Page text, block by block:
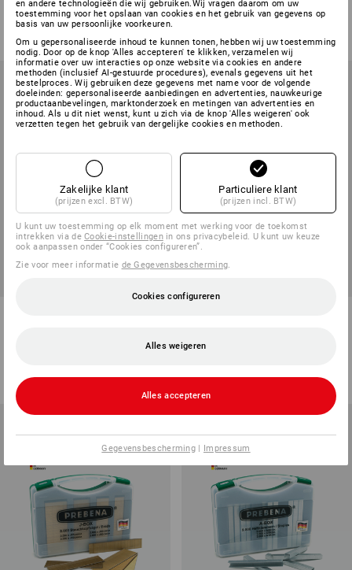
variant
€ 42,23
1 variant
€ 54,33
(incl. BTW)
1 variant
(incl. BTW) v.a. 2 boxen
en andere technologieën die wij gebruiken.Wij vragen daarom om uw
toestemming voor het opslaan van cookies en het gebruik van gegevens op
basis van uw persoonlijke voorkeuren.
Om u gepersonaliseerde inhoud te kunnen tonen, hebben wij uw toestemming
nodig. Door op de knop 'Alles accepteren' te klikken, verzamelen wij
informatie over uw interacties op onze website via cookies en andere
methoden (inclusief AI-gestuurde procedures), evenals gegevens uit het
bestelproces. Wij gebruiken deze gegevens met name voor de volgende
doeleinden: gepersonaliseerde aanbiedingen en advertenties, nauwkeurige
productaanbevelingen, marktonderzoek en metingen van advertenties en
inhoud. Als u dit niet wenst, kunt u zich via de knop 'Alles weigeren' ook
verzetten tegen het gebruik van dergelijke cookies en methoden.
Zakelijke klant
(prijzen excl. BTW)
Particuliere klant
(prijzen incl. BTW)
U kunt uw toestemming op elk moment met werking voor de toekomst
intrekken via deCookie-instellingenin ons privacybeleid. U kunt uw keuze
ook aanpassen onder “Cookies configureren”.
Zie voor meer informatie de Gegevensbescherming
Cookies configureren
Alles weigeren
Alles accepteren
Gegevensbescherming | Impressum